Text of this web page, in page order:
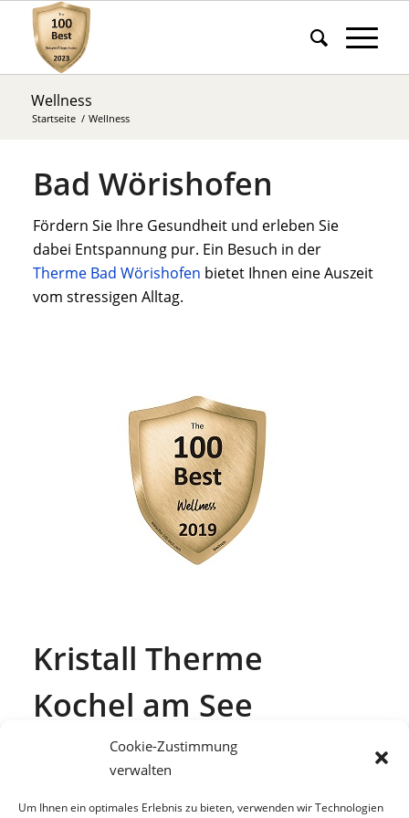
Cookie-Zustimmung
verwalten
Um Ihnen ein optimales Erlebnis zu bieten, verwenden wir Technologien
Wellness
Startseite / Wellness
Bad Wörishofen
Fördern Sie Ihre Gesundheit und erleben Sie
dabei Entspannung pur. Ein Besuch in der
Therme Bad Wörishofen bietet Ihnen eine Auszeit
vom stressigen Alltag.
Kristall Therme
Kochel am See
Genießen Sie Erholung und Badespaß mitten im
traumhaften Panorama der bayerischen Alpen.